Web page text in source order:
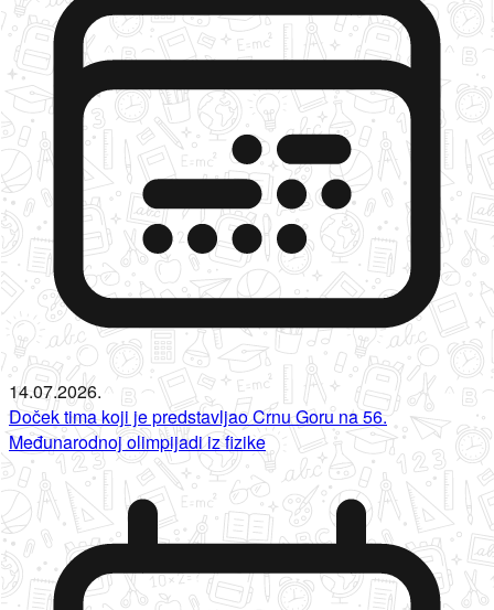
14.07.2026.
Doček tima koji je predstavljao Crnu Goru na 56.
Međunarodnoj olimpijadi iz fizike